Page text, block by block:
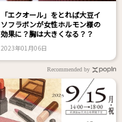
「エクオール」をとれば大豆イ
ソフラボンが女性ホルモン様の
効果に？胸は大きくなる？？
2023年01月06日
Recommended by